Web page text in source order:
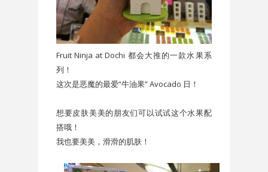
Fruit Ninja at Dochi 都会大推的一款水果系
列！
这次是恶魔的最爱“牛油果” Avocado 日！
想要皮肤美美的朋友们可以试试这个水果配
搭哦！
我也要美美，滑滑的肌肤！